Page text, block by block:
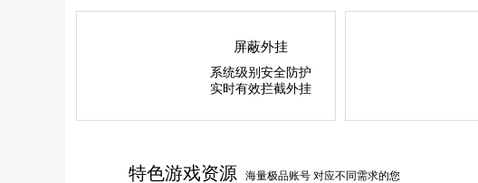
屏蔽外挂
系统级别安全防护
实时有效拦截外挂
特色游戏资源 海量极品账号 对应不同需求的您